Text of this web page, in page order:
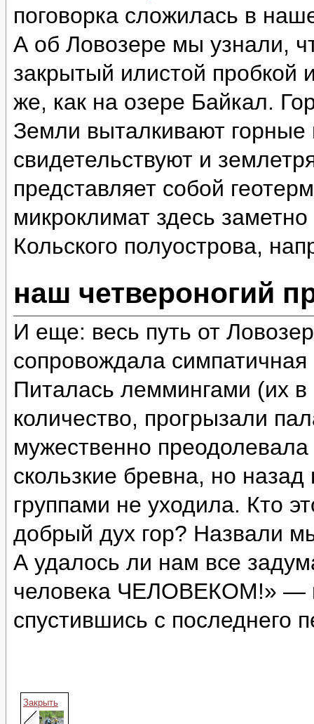
поговорка сложилась в
А об Ловозере мы узнали,
закрытый илистой пробкой
же, как на озере Байкал.
Земли выталкивают
свидетельствуют и
представляет собой
микроклимат здесь
Кольского полуострова,
наш четвероногий
И еще: весь путь от
сопровождала симпатичная
Питалась леммингами (их
количество, прогрызали
мужественно
скользкие бревна, но
группами не уходила. Кто
добрый дух гор? Назвали
А удалось ли нам все
человека ЧЕЛОВЕКОМ!» —
спустившись с последнего
Закрыть